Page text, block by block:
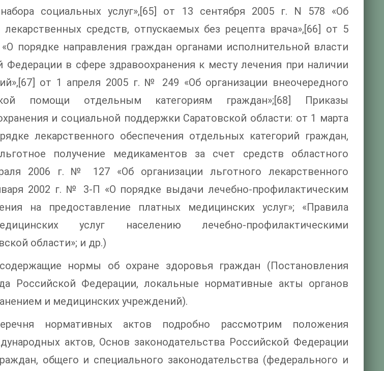
социальных услуг»,[65] от 13 сентября 2005 г. N 578 «Об
средств, отпускаемых без рецепта врача»,[66] от 5
порядке направления граждан органами исполнительной власти
Федерации в сфере здравоохранения к месту лечения при наличии
от 1 апреля 2005 г. № 249 «Об организации внеочередного
помощи отдельным категориям граждан»;[68] Приказы
и социальной поддержки Саратовской области: от 1 марта
лекарственного обеспечения отдельных категорий граждан,
получение медикаментов за счет средств областного
2006 г. № 127 «Об организации льготного лекарственного
2002 г. № 3-П «О порядке выдачи лечебно-профилактическим
на предоставление платных медицинских услуг»; «Правила
услуг населению лечебно-профилактическими
области»; и др.)
нормы об охране здоровья граждан (Постановления
Российской Федерации, локальные нормативные акты органов
и медицинских учреждений).
нормативных актов подробно рассмотрим положения
актов, Основ законодательства Российской Федерации
общего и специального законодательства (федерального и